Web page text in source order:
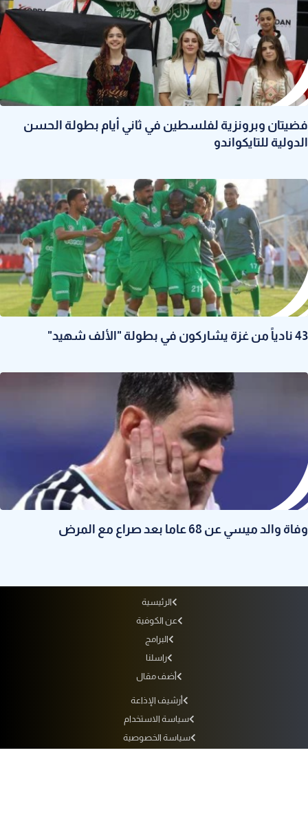
فضيتان وبرونزية لفلسطين في ثاني أيام بطولة الحسن
الدولية للتايكواندو
43 نادياً من غزة يشاركون في بطولة "الألف شهيد"
وفاة والد ميسي عن 68 عاما بعد صراع مع المرض
الرئيسية
عن الكوفية
البرامج
راسلنا
أضف مقال
أرشيف الإذاعة
سياسة الاستخدام
سياسة الخصوصية